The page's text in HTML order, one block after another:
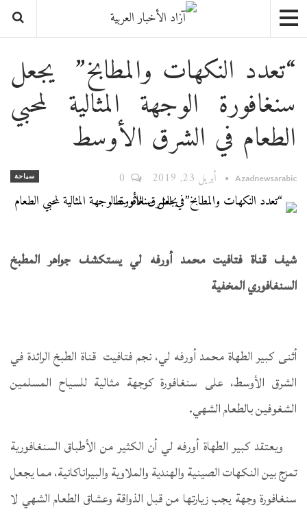
“تعدد النكهات والمطابخ” يجعل
سنغافورة الوجهة المثالية لمحبي
الطعام في الشرق الأوسط
سياحة Azadnewsarabic أبريل 23, 2019
شيف قناة فتافيت محمد أورفه لي يستكشف جواهر المطبخ
السنغافوري المخفية
أثنى كبير الطهاة محمد أورفه لي، نجم فتافيت قناة الطبخ الرائدة في
الشرق الأوسط، على سنغافورة كوجهة مثالية للسياح المسلمين
الشغوفين بالطعام الشهي.
ويعتقد كبير الطهاة أورفه لي أن الكثير من الأطباق السنغافورية
تمزج بين النكهات الصينية والهندية والملاوية والبيراناكانية، مما يجعل
سنغافورة وجهة يجب زيارتها من قبل الذواقة وعشاق الطعام الشهي لا